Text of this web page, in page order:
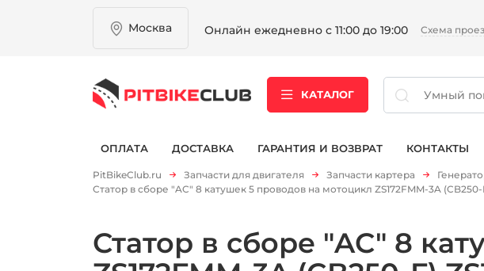
Москва Онлайн ежедневно с 11:00 до 19:00 Схема
КАТАЛОГ
ОПЛАТА ДОСТАВКА ГАРАНТИЯ И ВОЗВРАТ КОНТАКТЫ
PitBikeClub.ru Запчасти для двигателя Запчасти картера
Статор в сборе "AC" 8 катушек 5 проводов на мотоцикл ZS172FMM-3A (CB250-
Статор в сборе "AC" 8